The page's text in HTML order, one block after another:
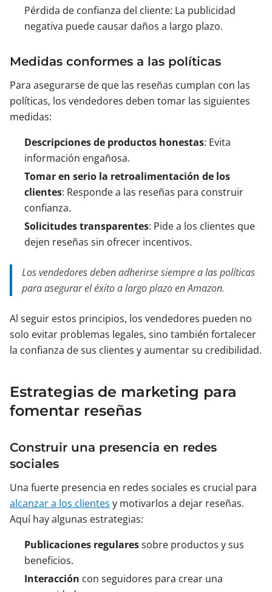
Pérdida de confianza del cliente: La publicidad
negativa puede causar daños a largo plazo.
Medidas conformes a las políticas
Para asegurarse de que las reseñas cumplan con las
políticas, los vendedores deben tomar las siguientes
medidas:
Descripciones de productos honestas: Evita
información engañosa.
Tomar en serio la retroalimentación de los
clientes: Responde a las reseñas para construir
confianza.
Solicitudes transparentes: Pide a los clientes que
dejen reseñas sin ofrecer incentivos.
Los vendedores deben adherirse siempre a las políticas
para asegurar el éxito a largo plazo en Amazon.
Al seguir estos principios, los vendedores pueden no
solo evitar problemas legales, sino también fortalecer
la confianza de sus clientes y aumentar su credibilidad.
Estrategias de marketing para
fomentar reseñas
Construir una presencia en redes
sociales
Una fuerte presencia en redes sociales es crucial para
alcanzar a los clientes y motivarlos a dejar reseñas.
Aquí hay algunas estrategias:
Publicaciones regularessobre productos y sus
beneficios.
Interacción con seguidores para crear una